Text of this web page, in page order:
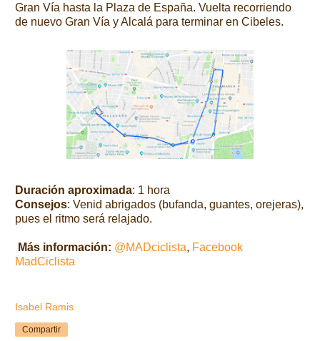
Gran Vía hasta la Plaza de España. Vuelta recorriendo
de nuevo Gran Vía y Alcalá para terminar en Cibeles.
Duración aproximada: 1 hora
Consejos: Venid abrigados (bufanda, guantes, orejeras),
pues el ritmo será relajado.
Más información: @MADciclista, Facebook
MadCiclista
Isabel Ramis
Compartir